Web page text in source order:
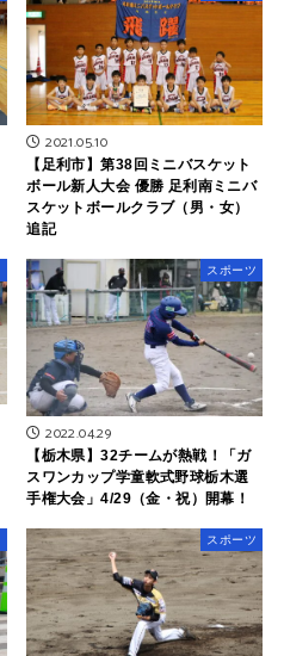
2021.05.10
【足利市】第38回ミニバスケット
ボール新人大会 優勝 足利南ミニバ
スケットボールクラブ（男・女）
追記
スポーツ
2022.04.29
【栃木県】32チームが熱戦！「ガ
スワンカップ学童軟式野球栃木選
手権大会」4/29（金・祝）開幕！
スポーツ